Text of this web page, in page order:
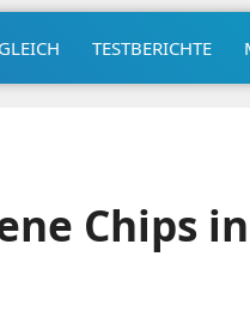
TESTBERICHTE
Chips